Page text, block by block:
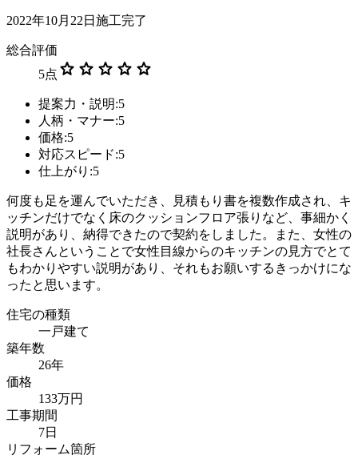
2022年10月22日施工完了
総合評価
5点 star star star star star
提案力・説明:5
人柄・マナー:5
価格:5
対応スピード:5
仕上がり:5
何度も足を運んでいただき、見積もり書を複数作成され、キ
ッチンだけでなく床のクッションフロア張りなど、事細かく
説明があり、納得できたので契約をしました。また、女性の
社長さんということで女性目線からのキッチンの見方でとて
もわかりやすい説明があり、それもお願いするきっかけにな
ったと思います。
住宅の種類
一戸建て
築年数
26年
価格
133万円
工事期間
7日
リフォーム箇所